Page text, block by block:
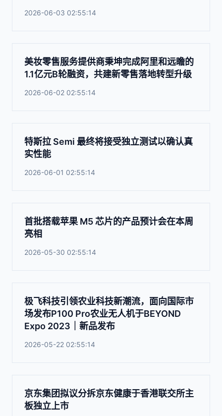
2026-06-03 02:55:14
美妆零售服务提供商秉坤完成阿里和远瞻的
1.1亿元B轮融资，共建新零售落地转型升级
2026-06-02 02:55:14
特斯拉 Semi 最终将接受独立测试以确认真
实性能
2026-06-01 02:55:14
首批搭载苹果 M5 芯片的产品预计会在本周
亮相
2026-05-30 02:55:14
极飞科技引领农业科技新潮流，面向国际市
场发布P100 Pro农业无人机于BEYOND
Expo 2023｜新品发布
2026-05-22 02:55:14
京东集团拟议分拆京东健康于香港联交所主
板独立上市